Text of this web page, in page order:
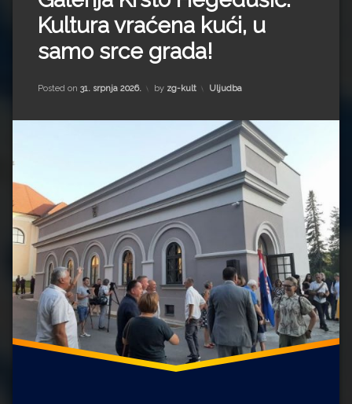
Kultura vraćena kući, u
samo srce grada!
Posted on 31. srpnja 2026. by zg-kult Kategorije:
Uljudba
otvorena
obnovljena
Krsto
u